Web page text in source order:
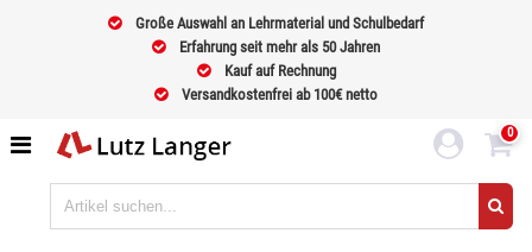
Große Auswahl an Lehrmaterial und Schulbedarf
Erfahrung seit mehr als 50 Jahren
Kauf auf Rechnung
Versandkostenfrei ab 100€ netto
0